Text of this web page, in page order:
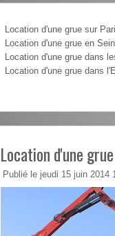
Location d'une grue sur
Location d'une grue en
Location d'une grue dans
Location d'une grue dans
Location d'une
Publié le jeudi 15 juin 2014